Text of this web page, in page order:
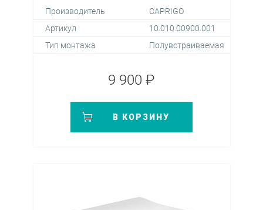
Производитель
CAPRIGO
Артикул
10.010.00900.001
Тип монтажа
Полувстраиваемая
9 900 ₽
В КОРЗИНУ